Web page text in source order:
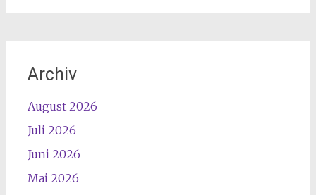
Archiv
August 2026
Juli 2026
Juni 2026
Mai 2026